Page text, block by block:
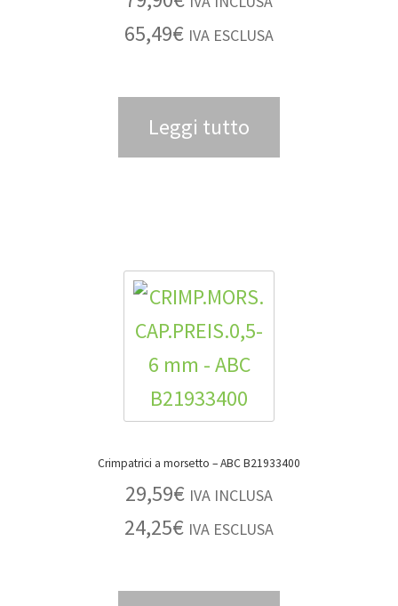
65,49€ IVA ESCLUSA
Leggi tutto
Crimpatrici a morsetto – ABC B21933400
29,59€ IVA INCLUSA
24,25€ IVA ESCLUSA